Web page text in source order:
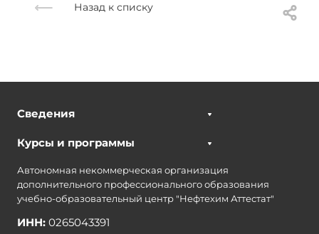
Назад к списку
Сведения
Курсы и программы
Автономная некоммерческая организация
дополнительного профессионального образования
учебно-образовательный центр "Нефтехим Аттестат"
ИНН: 0265043391